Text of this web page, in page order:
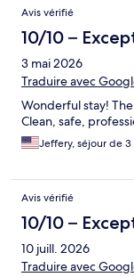
Avis vérifié
10/10 –
3 mai 2026
Traduire avec
Wonderful stay!
Clean, safe,
Jeffery, séjour de 3
Avis vérifié
10/10 –
10 juill. 2026
Traduire avec